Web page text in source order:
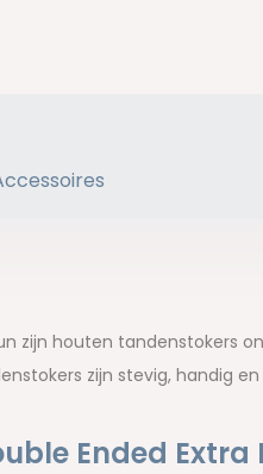
zijn houten tandenstokers
zijn stevig, handig
Ended Extra